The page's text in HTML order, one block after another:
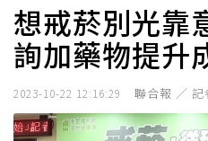
想戒菸別光靠
詢加藥物提升
2023-10-22 12:16:29 聯合報 ／